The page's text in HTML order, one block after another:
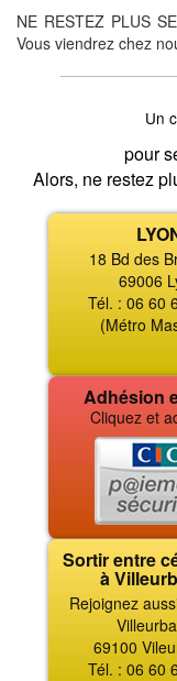
NE RESTEZ PLUS
Vous viendrez chez
Un
pour
Alors, ne restez
18 Bd des
69006
Tél. : 06 60
(Métro
Adhésion
Cliquez et
Sortir entre
à
Rejoignez
69100
Tél. : 06 60